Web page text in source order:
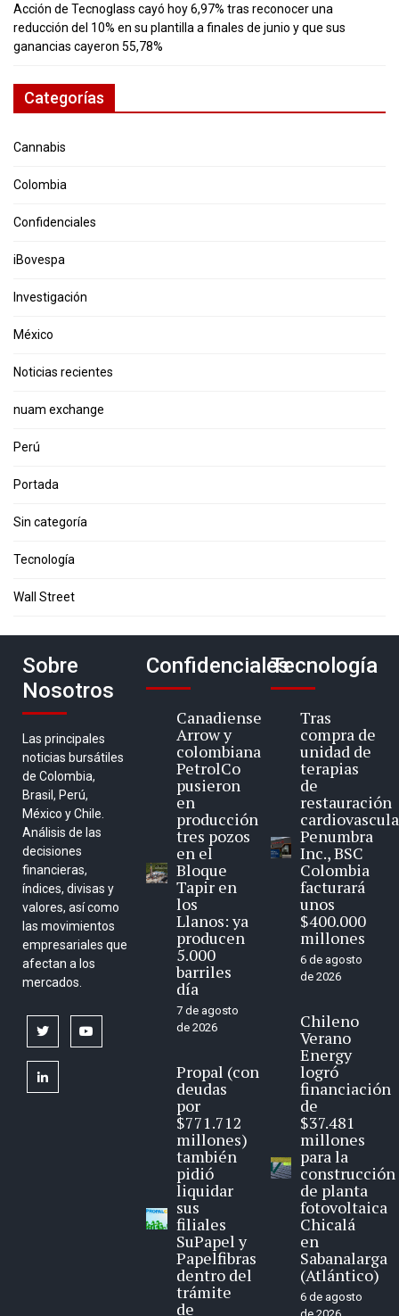
Acción de Tecnoglass cayó hoy 6,97% tras reconocer una
reducción del 10% en su plantilla a finales de junio y que sus
ganancias cayeron 55,78%
Categorías
Cannabis
Colombia
Confidenciales
iBovespa
Investigación
México
Noticias recientes
nuam exchange
Perú
Portada
Sin categoría
Tecnología
Wall Street
Sobre
Nosotros
Las principales
noticias bursátiles
de Colombia,
Brasil, Perú,
México y Chile.
Análisis de las
decisiones
financieras,
índices, divisas y
valores, así como
las movimientos
empresariales que
afectan a los
mercados.
twitter
linkedin
Confidenciales
Canadiense
Arrow y
colombiana
PetrolCo
pusieron
en
producción
tres pozos
en el
Bloque
Tapir en
los
Llanos: ya
producen
5.000
barriles
día
7 de agosto
de 2026
Propal (con
deudas
por
$771.712
millones)
también
pidió
liquidar
sus
filiales
SuPapel y
Papelfibras
dentro del
trámite
de
Tecnología
Tras
compra de
unidad de
terapias
de
restauración
Penumbra
Inc., BSC
Colombia
facturará
unos
$400.000
millones
6 de agosto
de 2026
Chileno
Verano
Energy
logró
financiación
de
$37.481
millones
para la
construcción
de planta
fotovoltaica
Chicalá
en
Sabanalarga
(Atlántico)
6 de agosto